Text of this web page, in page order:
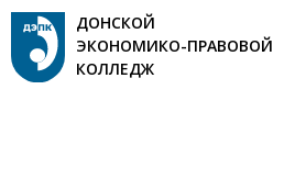
ДОНСКОЙ
ЭКОНОМИКО-ПРАВОВОЙ
КОЛЛЕДЖ